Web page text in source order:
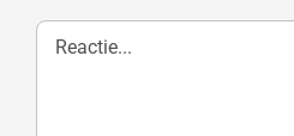
Reactie